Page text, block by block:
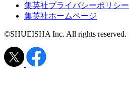
集英社プライバシーポリシー
集英社ホームページ
©SHUEISHA Inc. All rights reserved.